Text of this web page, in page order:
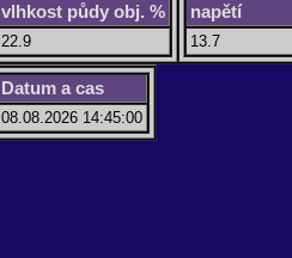
vlhkost půdy obj. %
22.9
napětí
13.7
Datum a cas
08.08.2026 14:45:00